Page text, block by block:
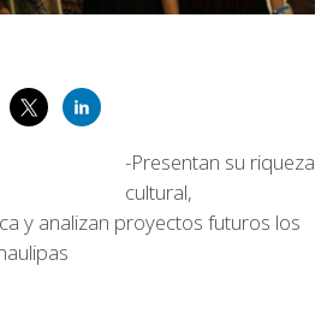
-Presentan su riqueza
cultural,
y analizan proyectos futuros los